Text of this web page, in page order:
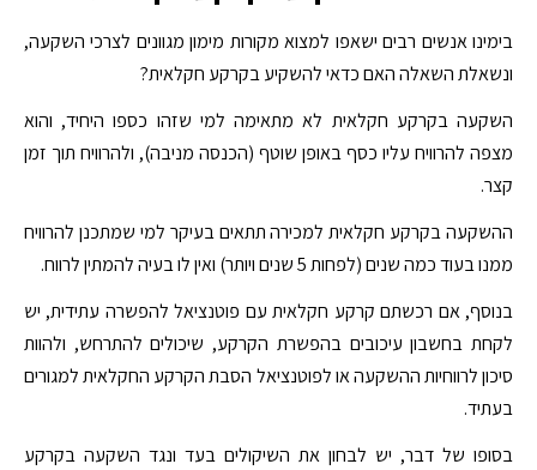
בימינו אנשים רבים ישאפו למצוא מקורות מימון מגוונים לצרכי השקעה,
ונשאלת השאלה האם כדאי להשקיע בקרקע חקלאית?
השקעה בקרקע חקלאית לא מתאימה למי שזהו כספו היחיד, והוא
מצפה להרוויח עליו כסף באופן שוטף (הכנסה מניבה), ולהרוויח תוך זמן
קצר.
ההשקעה בקרקע חקלאית למכירה תתאים בעיקר למי שמתכנן להרוויח
ממנו בעוד כמה שנים (לפחות 5 שנים ויותר) ואין לו בעיה להמתין לרווח.
בנוסף, אם רכשתם קרקע חקלאית עם פוטנציאל להפשרה עתידית, יש
לקחת בחשבון עיכובים בהפשרת הקרקע, שיכולים להתרחש, ולהוות
סיכון לרווחיות ההשקעה או לפוטנציאל הסבת הקרקע החקלאית למגורים
בעתיד.
בסופו של דבר, יש לבחון את השיקולים בעד ונגד השקעה בקרקע